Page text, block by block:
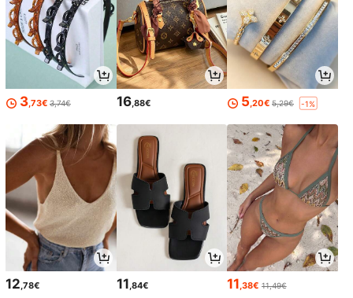
3,73€ 3,74€ 16,88€ 5 ,20€ 5,29€ -1%
12,78€ 11,84€ 11,38€ 11,49€